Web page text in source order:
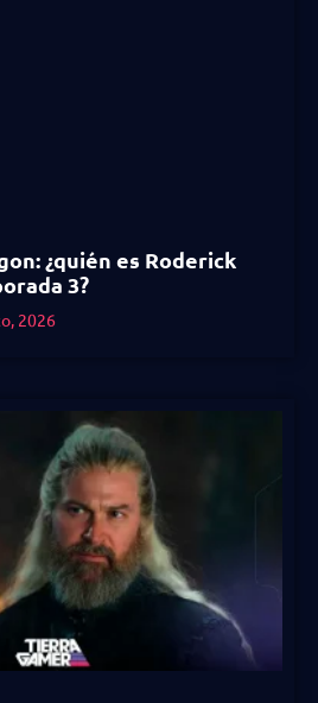
¿quién es Roderick
3?
2026